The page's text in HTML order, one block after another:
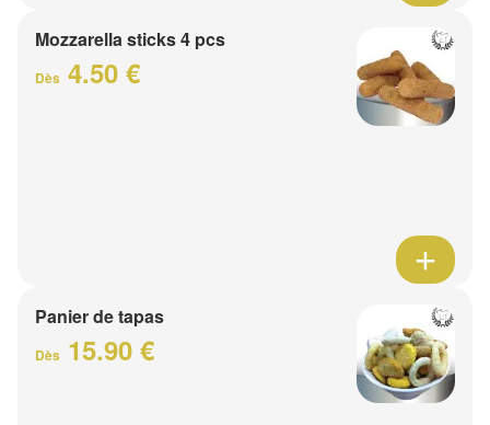
Mozzarella sticks 4 pcs
Dès 4.50 €
Panier de tapas
Dès 15.90 €